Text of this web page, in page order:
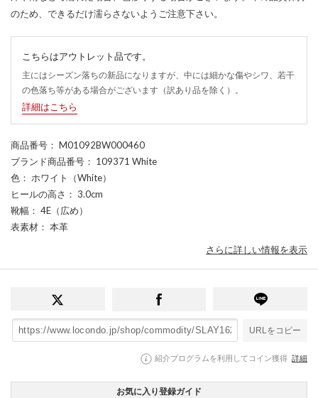
のため、できるだけ濡らさないようご注意下さい。
こちらはアウトレット品です。
主にはシーズン落ちの新品になりますが、中には細かな傷やシワ、若干
の色落ち等がある場合がございます（訳あり品を除く）。
詳細はこちら
商品番号 ： M01092BW000460
ブランド商品番号 ： 109371 White
色 ： ホワイト（White）
ヒールの高さ ： 3.0cm
靴幅 ： 4E（広め）
表素材 ： 本革
さらに詳しい情報を表示
URLをコピー
紹介プログラムを利用してコイン獲得 詳細
お気に入り登録ガイド